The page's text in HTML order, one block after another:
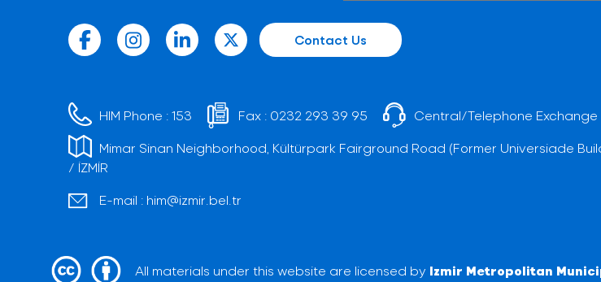
Contact Us
HIM Phone :153 Fax : 0232 293 39 95 Central/Telephone Exchange
Mimar Sinan Neighborhood, Kültürpark Fairground Road (Former Universiade
/ İZMİR
E-mail : him@izmir.bel.tr
All materials under this website are licensed by Izmir Metropolitan